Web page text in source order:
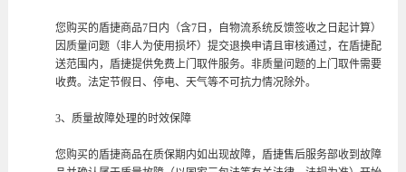
您购买的盾捷商品7日内（含7日，自物流系统反馈签收之日起计算）
因质量问题（非人为使用损坏）提交退换申请且审核通过，在盾捷配
送范围内，盾捷提供免费上门取件服务。非质量问题的上门取件需要
收费。法定节假日、停电、天气等不可抗力情况除外。
3、质量故障处理的时效保障
您购买的盾捷商品在质保期内如出现故障，盾捷售后服务部收到故障